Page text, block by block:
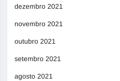
dezembro 2021
novembro 2021
outubro 2021
setembro 2021
agosto 2021